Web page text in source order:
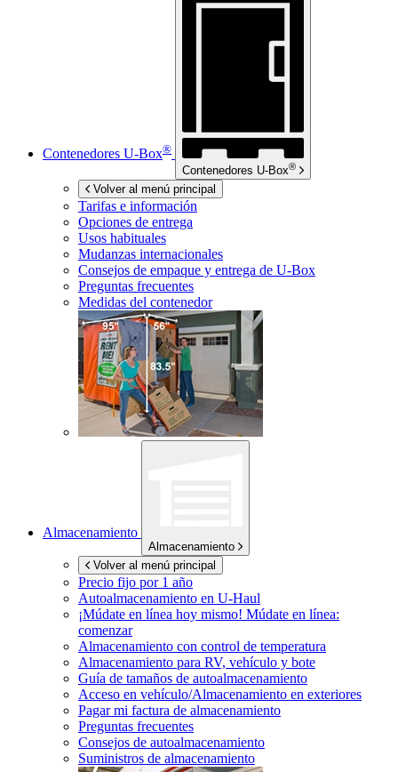
Contenedores U-Box®
Contenedores U-Box®
Volver al menú principal
Tarifas e información
Opciones de entrega
Usos habituales
Mudanzas internacionales
Consejos de empaque y entrega de U-Box
Preguntas frecuentes
Medidas del contenedor
Almacenamiento
Almacenamiento
Volver al menú principal
Precio fijo por 1 año
Autoalmacenamiento en U-Haul
¡Múdate en línea hoy mismo! Múdate en línea:
comenzar
Almacenamiento con control de temperatura
Almacenamiento para RV, vehículo y bote
Guía de tamaños de autoalmacenamiento
Acceso en vehículo/Almacenamiento en exteriores
Pagar mi factura de almacenamiento
Preguntas frecuentes
Consejos de autoalmacenamiento
Suministros de almacenamiento